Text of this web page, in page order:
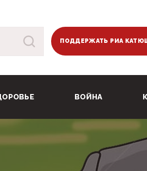
ПОДДЕРЖАТЬ РИА
ВОЙНА